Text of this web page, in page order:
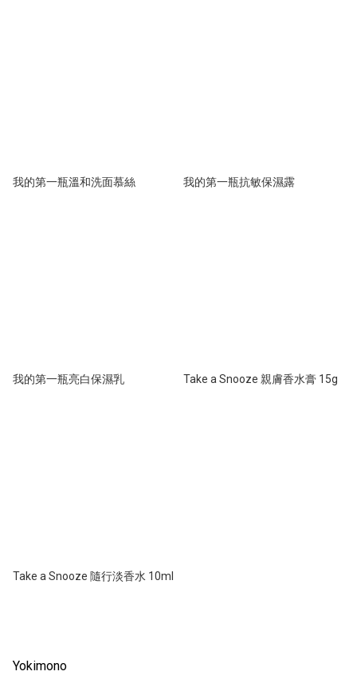
我的第一瓶溫和洗面慕絲 我的第一瓶抗敏保濕露
我的第一瓶亮白保濕乳 Take a Snooze 親膚香水膏 15g
Take a Snooze 隨行淡香水 10ml
Yokimono